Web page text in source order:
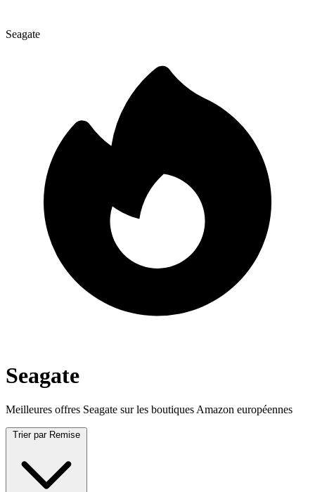
Seagate
Seagate
Meilleures offres Seagate sur les boutiques Amazon européennes
Trier par Remise